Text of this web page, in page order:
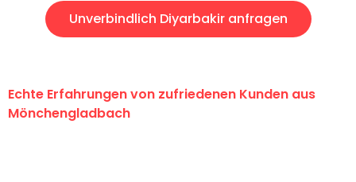
Unverbindlich Diyarbakir anfragen
Echte Erfahrungen von zufriedenen Kunden aus
Mönchengladbach